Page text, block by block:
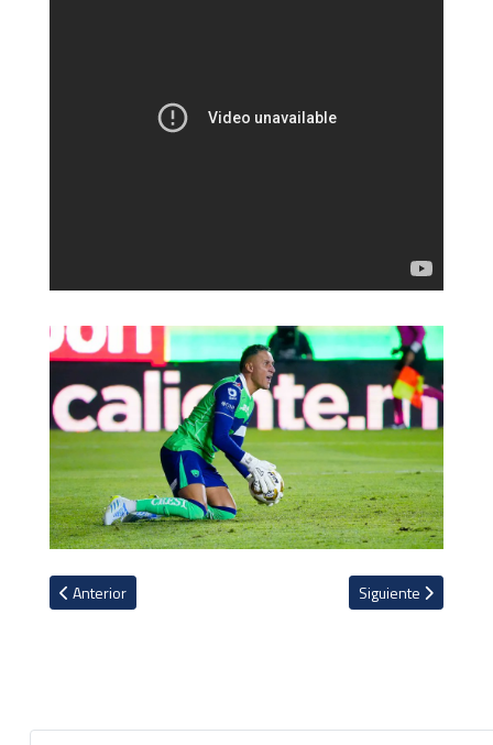
Artículo anterior: Acción de los Legionarios
Anterior Artículo siguiente:
Siguiente